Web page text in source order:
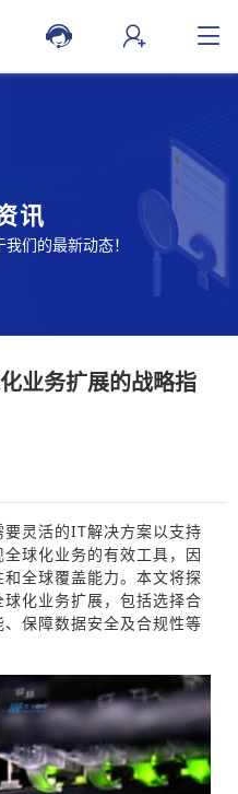
讯
们的最新动态！
业务扩展的战略指
灵活的IT解决方案以支持
球化业务的有效工具，因
全球覆盖能力。本文将探
化业务扩展，包括选择合
保障数据安全及合规性等